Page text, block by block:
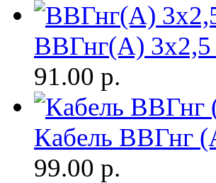
ВВГнг(A)
91.00 р.
Кабель ВВГнг
99.00 р.